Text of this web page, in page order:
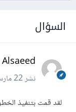
السؤال
نشر22 مارس 2021